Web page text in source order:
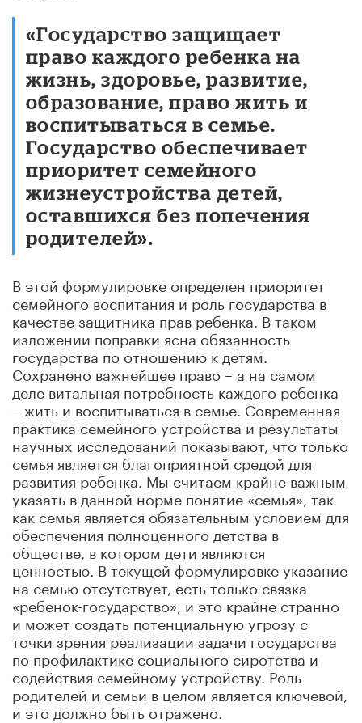
«Государство защищает
право каждого ребенка на
жизнь, здоровье, развитие,
образование, право жить и
воспитываться в семье.
Государство обеспечивает
приоритет семейного
жизнеустройства детей,
оставшихся без попечения
родителей».
В этой формулировке определен приоритет
семейного воспитания и роль государства в
качестве защитника прав ребенка. В таком
изложении поправки ясна обязанность
государства по отношению к детям.
Сохранено важнейшее право – а на самом
деле витальная потребность каждого ребенка
– жить и воспитываться в семье. Современная
практика семейного устройства и результаты
научных исследований показывают, что только
семья является благоприятной средой для
развития ребенка. Мы считаем крайне важным
указать в данной норме понятие «семья», так
как семья является обязательным условием для
обеспечения полноценного детства в
обществе, в котором дети являются
ценностью. В текущей формулировке указание
на семью отсутствует, есть только связка
«ребенок-государство», и это крайне странно
и может создать потенциальную угрозу с
точки зрения реализации задачи государства
по профилактике социального сиротства и
содействия семейному устройству. Роль
родителей и семьи в целом является ключевой,
и это должно быть отражено.